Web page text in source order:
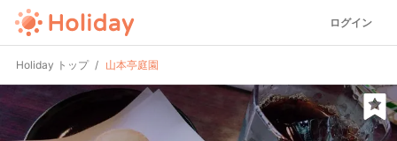
ログイン
Holiday トップ 山本亭庭園